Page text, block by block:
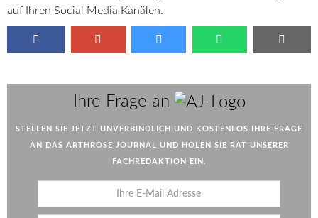
auf Ihren Social Media Kanälen.
Ihre Frage an AJ
STELLEN SIE JETZT UNVERBINDLICH UND KOSTENLOS IHRE FRAGE
AN DAS ARTHROSE JOURNAL UND HOLEN SIE RAT UNSERER
FACHREDAKTION EIN.